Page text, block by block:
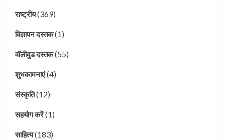
राष्ट्रीय(369)
विज्ञापन दस्तक(1)
वॉलीवुड दस्तक(55)
शुभकामनाएं(4)
संस्कृति(12)
सहयोग करें(1)
साहित्य(183)